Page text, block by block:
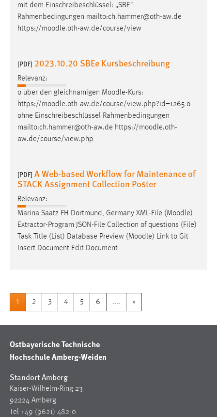
mit dem Einschreibeschlüssel: „SBE"
Rahmenbedingungen mailto:ch.hammer@oth-aw.de
https://moodle.oth-aw.de/course/view
[PDF] 2023.10.20 SBEe Kursbeschreibung
Relevanz:
o über den gleichnamigen Moodle-Kurs:
https://moodle.oth-aw.de/course/view.php?id=1265 o
ohne Einschreibeschlüssel Rahmenbedingungen
mailto:ch.hammer@oth-aw.de https://moodle.oth-
aw.de/course/view.php
[PDF] A Web-based Workflow for Maintenance of
STACK Assignment Collection Poster
Relevanz:
Marina Saatz FH Dortmund, Germany XML-File (Moodle)
Extractor-Program JSON-File Collection of questions (File)
Task Title (List) Database Preview (Moodle) Link to Git
Insert Document Edit Document
1 2 3 4 5 6 .... »
Ostbayerische Technische
Hochschule Amberg-Weiden
Standort Amberg
Kaiser-Wilhelm-Ring 23
92224 Amberg
Tel +49 (9621) 482-0